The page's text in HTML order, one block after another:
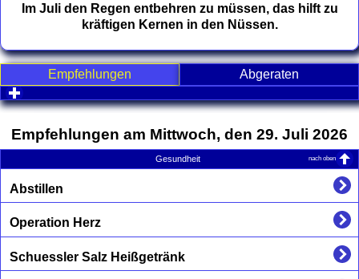
Im Juli den Regen entbehren zu müssen, das hilft zu
kräftigen Kernen in den Nüssen.
Empfehlungen
Abgeraten
click to expand contents
Empfehlungen am Mittwoch, den 29. Juli 2026
Gesundheit nach oben
Abstillen
Operation Herz
Schuessler Salz Heißgetränk